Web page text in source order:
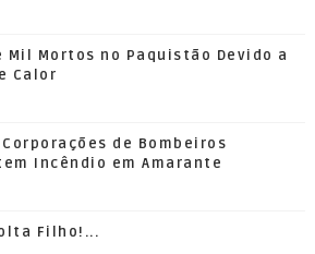
Mil Mortos no Paquistão Devido a
Calor
de Bombeiros
Incêndio em Amarante
Filho!...